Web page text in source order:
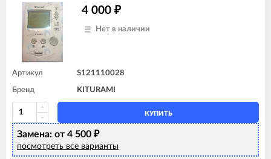
4 000 ₽
Нет в наличии
Артикул S121110028
Бренд KITURAMI
КУПИТЬ
Замена: от 4 500 ₽
посмотреть все варианты